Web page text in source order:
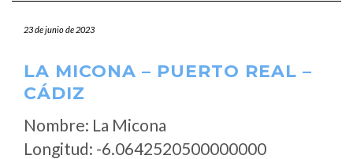
23 de junio de 2023
LA MICONA – PUERTO REAL –
CÁDIZ
Nombre: La Micona
Longitud: -6.0642520500000000